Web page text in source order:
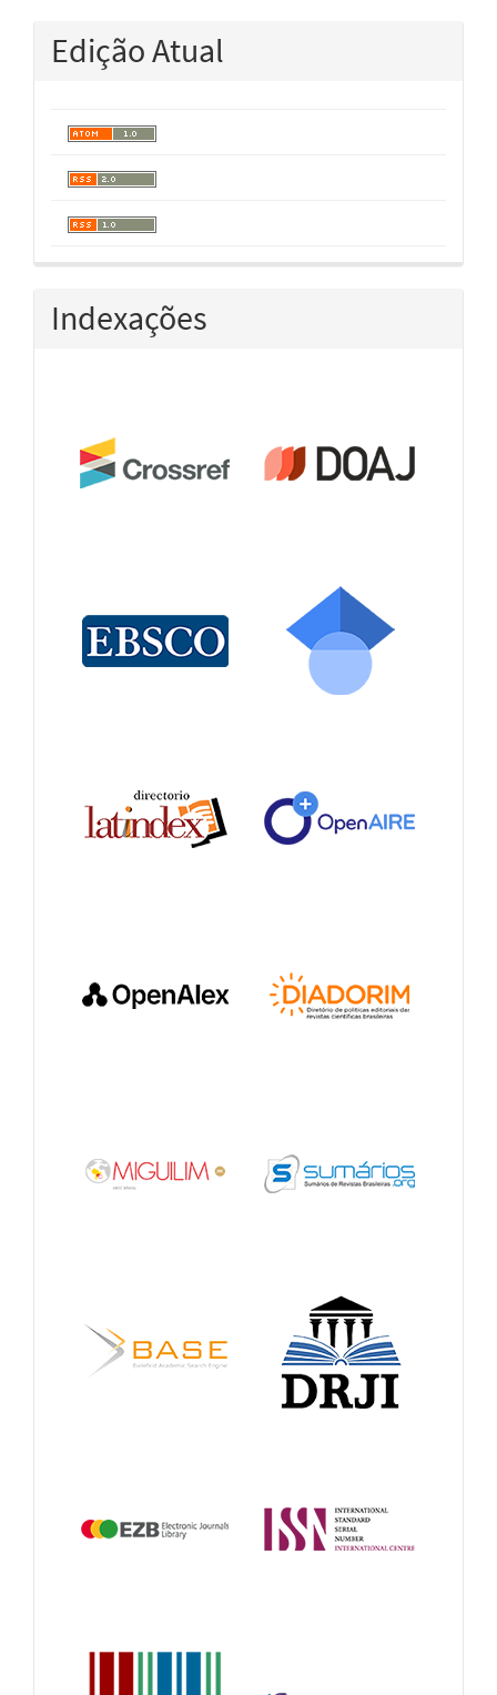
Edição Atual
Indexações